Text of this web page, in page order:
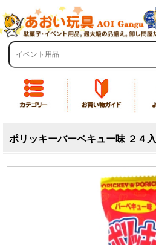
ポリッキーバーベキュー味 ２４入